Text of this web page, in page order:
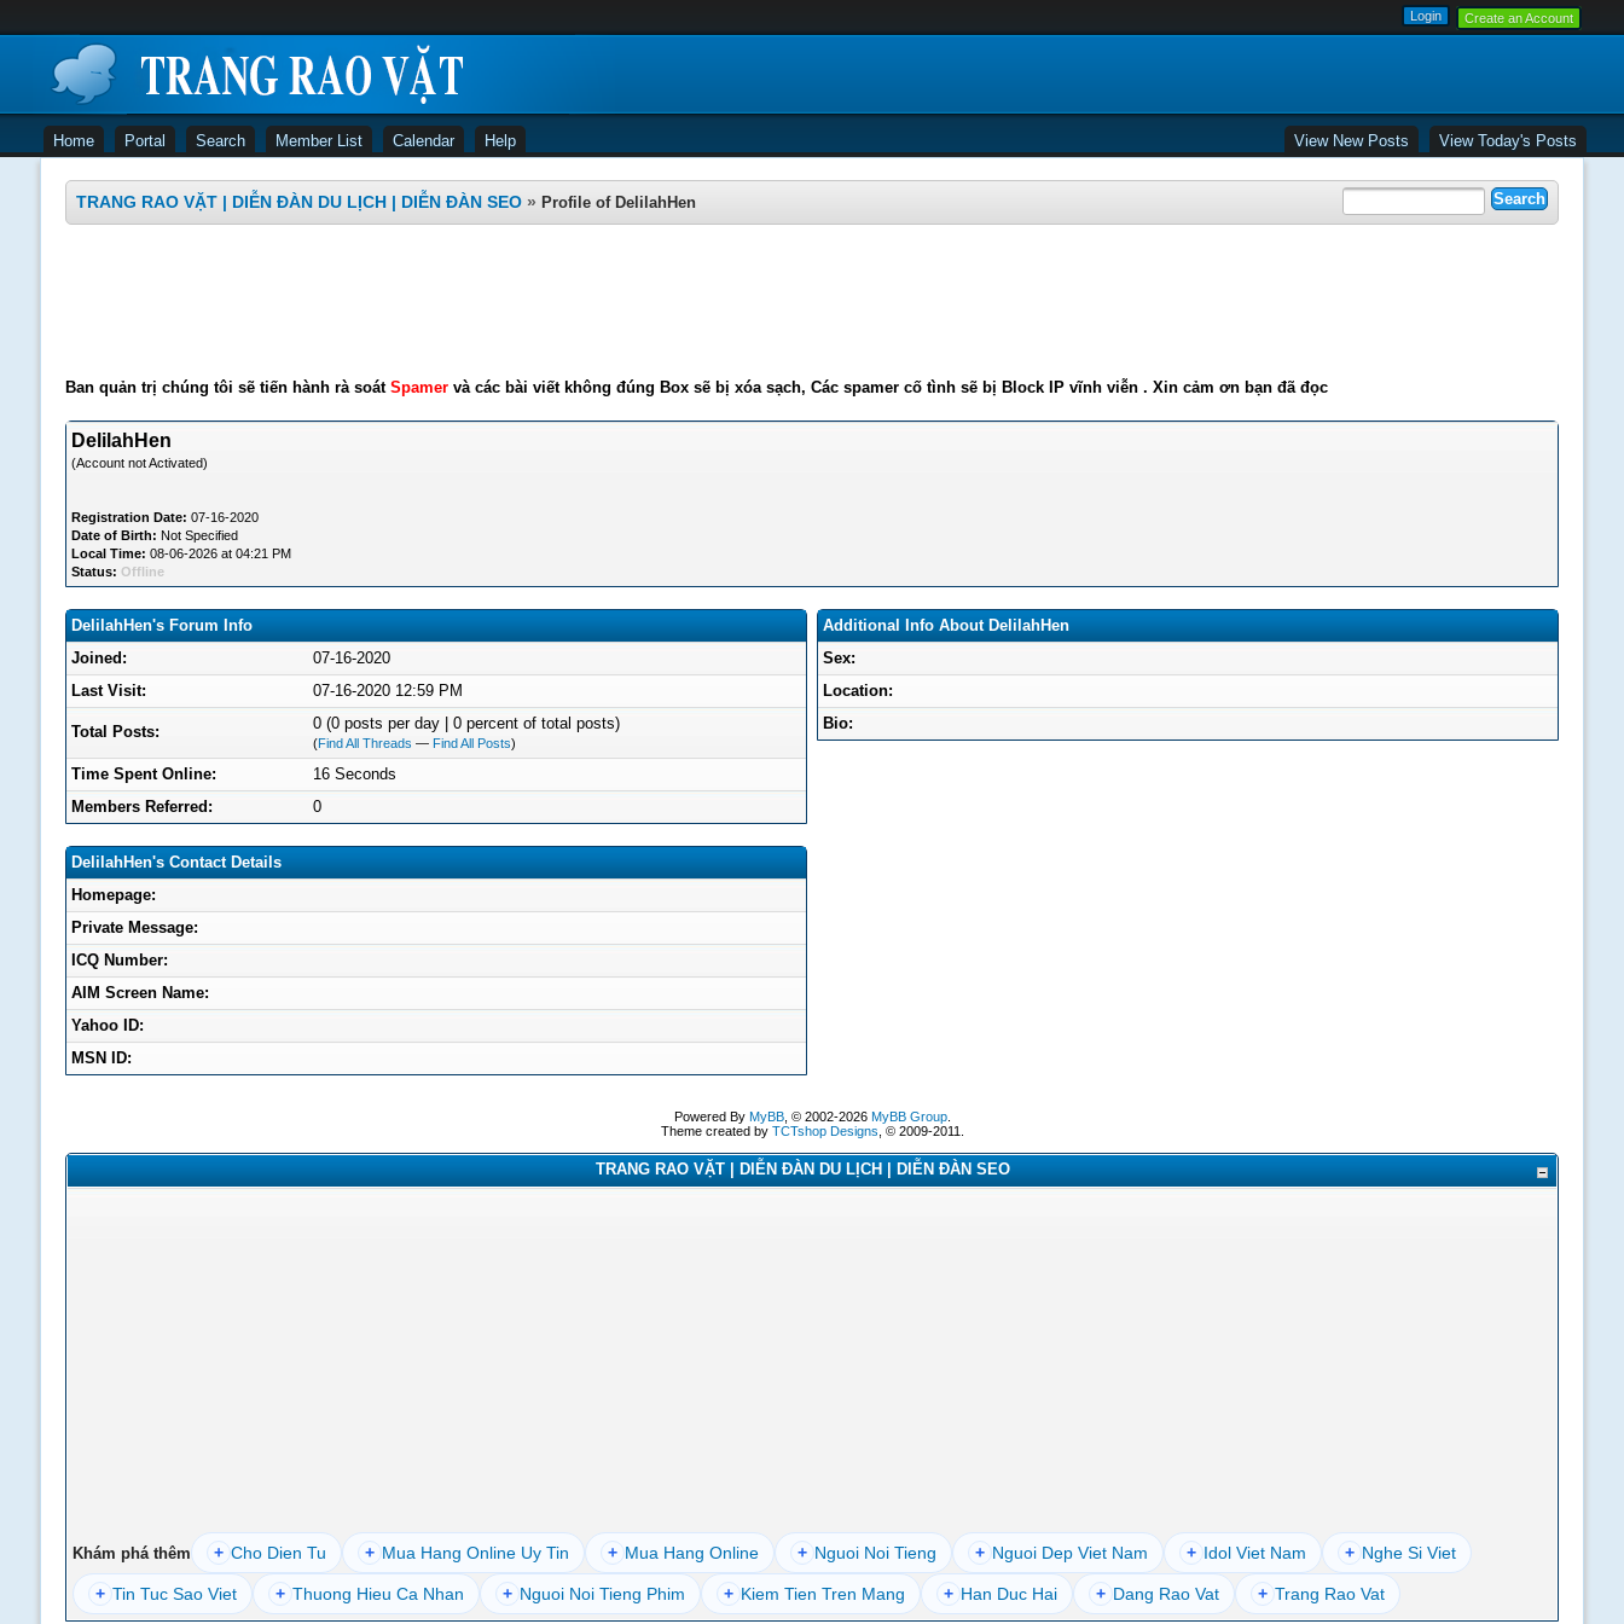
Create an Account
Home Portal Search Member List Calendar Help View New Posts View Today's Posts
TRANG RAO VẶT | DIỄN ĐÀN DU LỊCH | DIỄN ĐÀN SEO » Profile of DelilahHen
Ban quản trị chúng tôi sẽ tiến hành rà soát Spamervà các bài viết không đúng Box sẽ bị xóa sạch, Các spamer cố tình sẽ bị Block IP vĩnh viễn . Xin cảm ơn bạn đã đọc
DelilahHen
(Account not Activated)
Registration Date: 07-16-2020
Date of Birth: Not Specified
Local Time: 08-06-2026 at 04:21 PM
Status: Offline
DelilahHen's Forum Info
Joined:
07-16-2020
Last Visit:
07-16-2020 12:59 PM
Total Posts: 0 (0 posts per day | 0 percent of total posts)
(Find All Threads — Find All Posts)
Time Spent Online:
16 Seconds
Members Referred:
0
DelilahHen's Contact Details
Homepage:
Private Message:
ICQ Number:
AIM Screen Name:
Yahoo ID:
MSN ID:
Additional Info About DelilahHen
Sex:
Location:
Bio:
Powered By MyBB, © 2002-2026 MyBB Group.
Theme created by TCTshop Designs , © 2009-2011.
TRANG RAO VẶT | DIỄN ĐÀN DU LỊCH | DIỄN ĐÀN SEO
Khám phá thêm + Cho Dien Tu + Mua Hang Online Uy Tin + Mua Hang Online + Nguoi Noi Tieng + Nguoi Dep Viet Nam + Idol Viet Nam + Nghe Si Viet
+ Tin Tuc Sao Viet + Thuong Hieu Ca Nhan + Nguoi Noi Tieng Phim + Kiem Tien Tren Mang + Han Duc Hai + Dang Rao Vat + Trang Rao Vat